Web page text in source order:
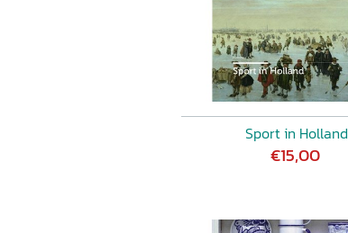
Sport in Holland
€15,00